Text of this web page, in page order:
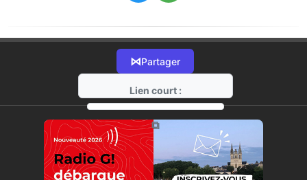
⋈Partager
Lien court :
https://radio-g.fr?16780
⧉